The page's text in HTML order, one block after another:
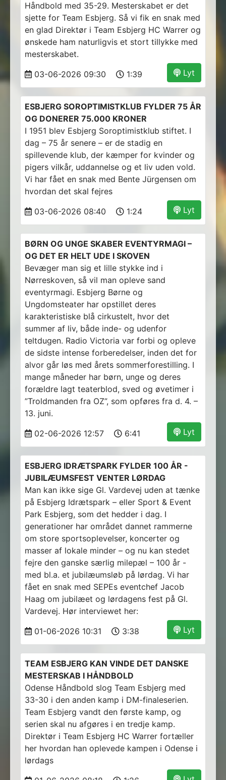
Håndbold med 35-29. Mesterskabet er det
sjette for Team Esbjerg. Så vi fik en snak med
en glad Direktør i Team Esbjerg HC Warrer og
ønskede ham naturligvis et stort tillykke med
mesterskabet.
Lyt
03-06-2026 09:30 1:39
ESBJERG SOROPTIMISTKLUB FYLDER 75 ÅR
OG DONERER 75.000 KRONER
I 1951 blev Esbjerg Soroptimistklub stiftet. I
dag – 75 år senere – er de stadig en
spillevende klub, der kæmper for kvinder og
pigers vilkår, uddannelse og et liv uden vold.
Vi har fået en snak med Bente Jürgensen om
hvordan det skal fejres
Lyt
03-06-2026 08:40 1:24
BØRN OG UNGE SKABER EVENTYRMAGI –
OG DET ER HELT UDE I SKOVEN
Bevæger man sig et lille stykke ind i
Nørreskoven, så vil man opleve sand
eventyrmagi. Esbjerg Børne og
Ungdomsteater har opstillet deres
karakteristiske blå cirkustelt, hvor det
summer af liv, både inde- og udenfor
teltdugen. Radio Victoria var forbi og opleve
de sidste intense forberedelser, inden det for
alvor går løs med årets sommerforestilling. I
mange måneder har børn, unge og deres
forældre lagt teaterblod, sved og øvetimer i
”Troldmanden fra OZ”, som opføres fra d. 4. –
13. juni.
Lyt
02-06-2026 12:57 6:41
ESBJERG IDRÆTSPARK FYLDER 100 ÅR -
JUBILÆUMSFEST VENTER LØRDAG
Man kan ikke sige Gl. Vardevej uden at tænke
på Esbjerg Idrætspark – eller Sport & Event
Park Esbjerg, som det hedder i dag. I
generationer har området dannet rammerne
om store sportsoplevelser, koncerter og
masser af lokale minder – og nu kan stedet
fejre den ganske særlig milepæl – 100 år -
med bl.a. et jubilæumsløb på lørdag. Vi har
fået en snak med SEPEs eventchef Jacob
Haag om jubilæet og lørdagens fest på Gl.
Vardevej. Hør interviewet her:
Lyt
01-06-2026 10:31 3:38
TEAM ESBJERG KAN VINDE DET DANSKE
MESTERSKAB I HÅNDBOLD
Odense Håndbold slog Team Esbjerg med
33-30 i den anden kamp i DM-finaleserien.
Team Esbjerg vandt den første kamp, og
serien skal nu afgøres i en tredje kamp.
Direktør i Team Esbjerg HC Warrer fortæller
her hvordan han oplevede kampen i Odense i
lørdags